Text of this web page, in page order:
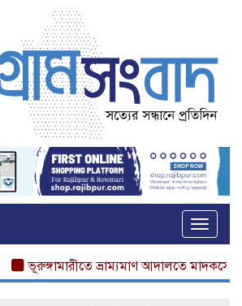
Toggle
ভূরুঙ্গামারীতে ভ্রাম্যমাণ আদালতে মাদকসেবীর এক